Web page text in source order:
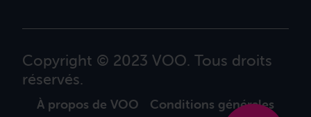
Copyright © 2023 VOO. Tous droits
réservés.
À propos de VOO Conditions générales